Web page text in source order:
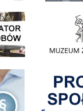
cmentarzu - grobnetlink do strony -